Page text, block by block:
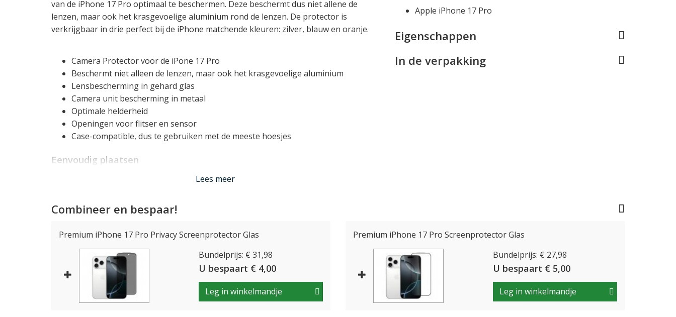
van de iPhone 17 Pro optimaal te beschermen. Deze beschermt dus niet allene de
lenzen, maar ook het krasgevoelige aluminium rond de lenzen. De protector is
verkrijgbaar in drie perfect bij de iPhone matchende kleuren: zilver, blauw en oranje.
Camera Protector voor de iPone 17 Pro
Beschermt niet alleen de lenzen, maar ook het krasgevoelige aluminium
Lensbescherming in gehard glas
Camera unit bescherming in metaal
Optimale helderheid
Openingen voor flitser en sensor
Case-compatible, dus te gebruiken met de meeste hoesjes
Eenvoudig plaatsen
De individuele protectors zijn zeer precies op maat gemaakt en schuift u daarom
De iPhone 17 Pro lens protectors zijn gemaakt van gehard glas, en zijn daardoor zeer
krasbestendig. De aluminium rand zorgt bovendien voor een extra laag bescherming.
Geen invloed op foto's
Lees meer
Apple iPhone 17 Pro
Eigenschappen
In de verpakking
Combineer en bespaar!
Premium iPhone 17 Pro Privacy Screenprotector Glas
Bundelprijs: € 31,98
U bespaart € 4,00
Leg in winkelmandje
Premium iPhone 17 Pro Screenprotector Glas
Bundelprijs: € 27,98
U bespaart € 5,00
Leg in winkelmandje